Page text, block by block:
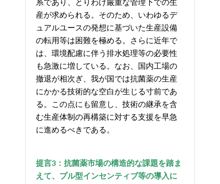
系であり、とりわけ厳重な管理下での生
産が求められる。そのため、いわゆるデ
ュアルユースの発想に基づいた生産設備
の転用等は困難を極める。さらに近年で
は、環境配慮に伴う排水処理等の必要性
も急激に増している。なお、国内工場の
撤退が相次ぎ、我が国では抗菌薬の生産
にかかる技術的な空白が生じる寸前であ
る。この点にも留意し、技術の継承を含
む生産体制の再構築に対する支援を早急
に進めるべきである。
提言3 ：抗菌薬市場の構造的な課題を踏ま
えて、プル型インセンティブ等の導入に